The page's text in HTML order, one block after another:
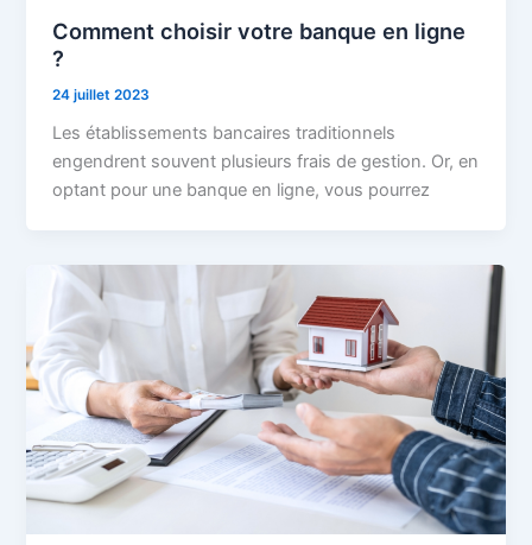
Comment choisir votre banque en ligne
?
24 juillet 2023
Les établissements bancaires traditionnels
engendrent souvent plusieurs frais de gestion. Or, en
optant pour une banque en ligne, vous pourrez